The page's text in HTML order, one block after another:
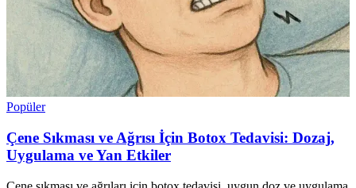
Popüler
Çene Sıkması ve Ağrısı İçin Botox Tedavisi: Dozaj,
Uygulama ve Yan Etkiler